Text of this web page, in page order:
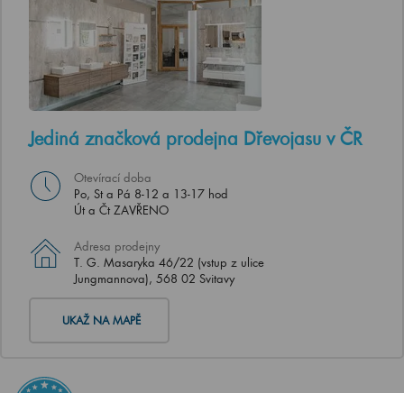
Jediná značková prodejna Dřevojasu v ČR
Otevírací doba
Po, St a Pá 8-12 a 13-17 hod
Út a Čt ZAVŘENO
Adresa prodejny
T. G. Masaryka 46/22 (vstup z ulice
Jungmannova), 568 02 Svitavy
UKAŽ NA MAPĚ